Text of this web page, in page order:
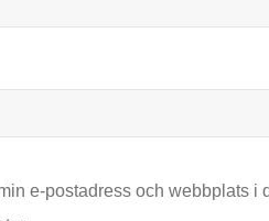
e-postadress och webbplats i